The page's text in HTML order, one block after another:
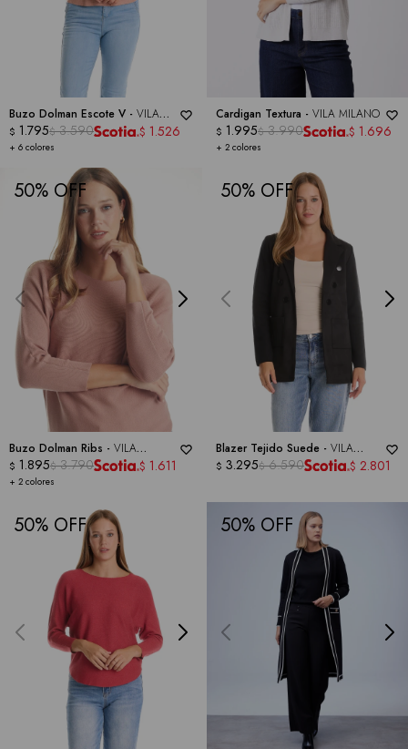
Buzo Dolman Escote V - VILA
MILANO
+ 6 colores
$ 1.795$ 3.590 $ 1.526
Cardigan Textura - VILA MILANO
+ 2 colores
$ 1.995$ 3.990 $ 1.696
50
Buzo Dolman Ribs - VILA
MILANO
+ 2 colores
$ 1.895$ 3.790 $ 1.611
50
Blazer Tejido Suede - VILA
MILANO
$ 3.295$ 6.590 $ 2.801
50 50